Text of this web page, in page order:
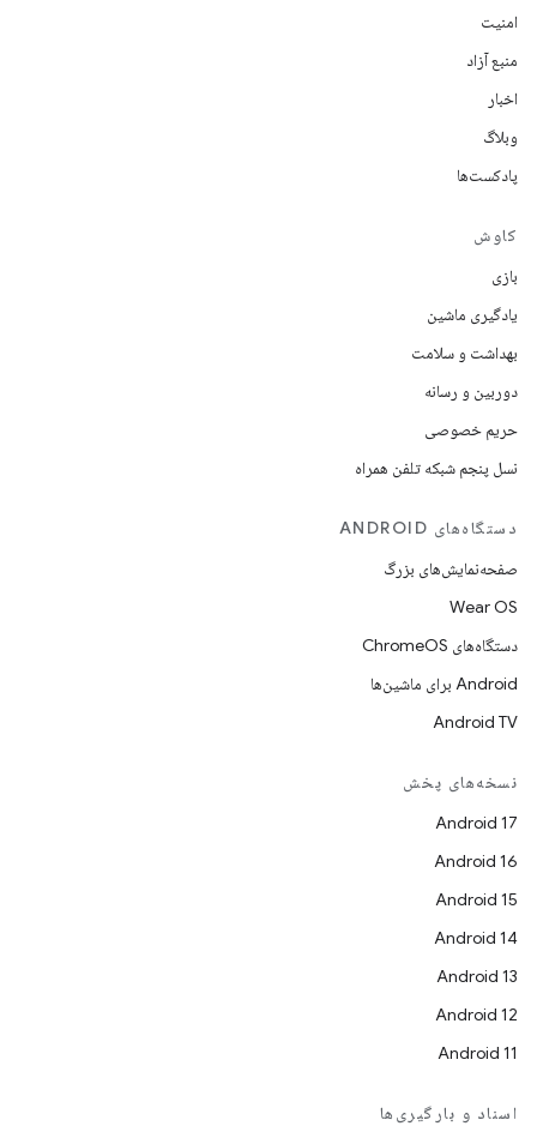
امنیت
منبع آزاد
اخبار
وبلاگ
پادکست‌ها
کاوش
بازی
یادگیری ماشین
بهداشت و سلامت
دوربین و رسانه
حریم خصوصی
نسل پنجم شبکه تلفن همراه
دستگاه‌های ANDROID
صفحه‌نمایش‌های بزرگ
Wear OS
دستگاه‌های ChromeOS
Android برای ماشین‌ها
Android TV
نسخه‌های پخش
Android 17
Android 16
Android 15
Android 14
Android 13
Android 12
Android 11
اسناد و بارگیری‌ها